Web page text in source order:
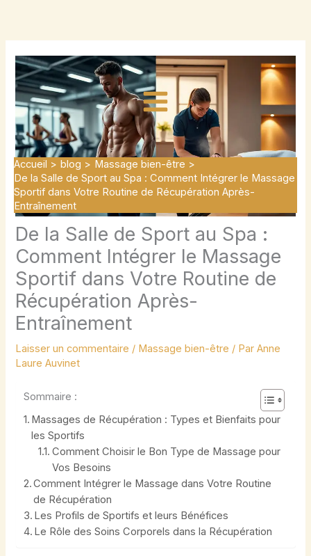
contenu
Accueil blog
Massage bien-être
De la Salle de Sport au Spa : Comment Intégrer le Massage
Sportif dans Votre Routine de Récupération Après-
Entraînement
De la Salle de Sport au Spa :
Comment Intégrer le Massage
Sportif dans Votre Routine de
Récupération Après-
Entraînement
Laisser un commentaire / Massage bien-être / ParAnne
Laure Auvinet
Sommaire :
Massages de Récupération : Types et Bienfaits pour
les Sportifs
Comment Choisir le Bon Type de Massage pour
Vos Besoins
Comment Intégrer le Massage dans Votre Routine
de Récupération
Les Profils de Sportifs et leurs Bénéfices
Le Rôle des Soins Corporels dans la Récupération